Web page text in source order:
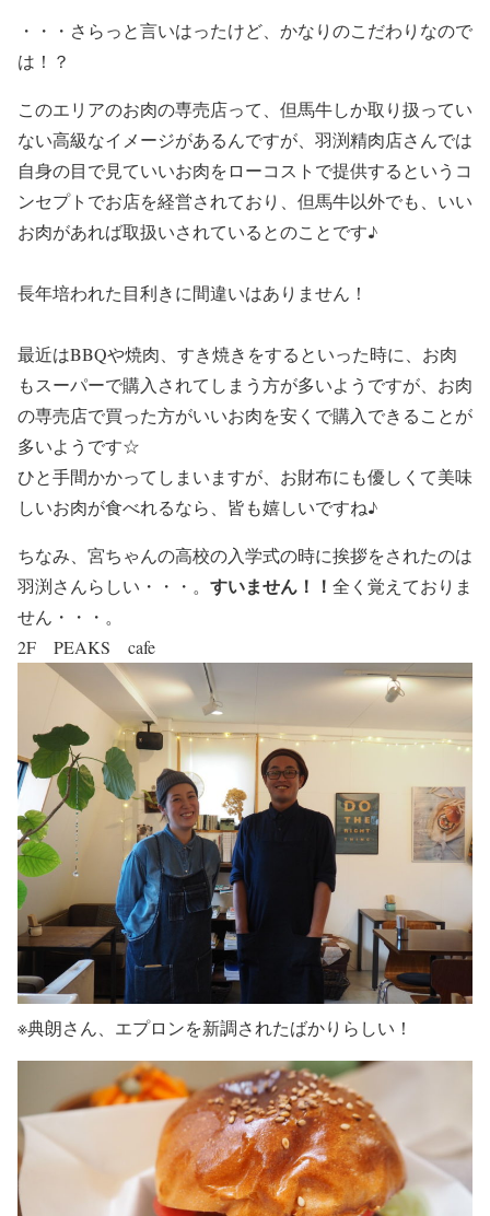
・・・さらっと言いはったけど、かなりのこだわりなので
は！？
このエリアのお肉の専売店って、但馬牛しか取り扱ってい
ない高級なイメージがあるんですが、羽渕精肉店さんでは
自身の目で見ていいお肉をローコストで提供するというコ
ンセプトでお店を経営されており、但馬牛以外でも、いい
お肉があれば取扱いされているとのことです♪
長年培われた目利きに間違いはありません！
最近はBBQや焼肉、すき焼きをするといった時に、お肉
もスーパーで購入されてしまう方が多いようですが、お肉
の専売店で買った方がいいお肉を安くで購入できることが
多いようです☆
ひと手間かかってしまいますが、お財布にも優しくて美味
しいお肉が食べれるなら、皆も嬉しいですね♪
ちなみ、宮ちゃんの高校の入学式の時に挨拶をされたのは
羽渕さんらしい・・・。 すいません！！ 全く覚えておりま
せん・・・。
2F PEAKS cafe
※典朗さん、エプロンを新調されたばかりらしい！